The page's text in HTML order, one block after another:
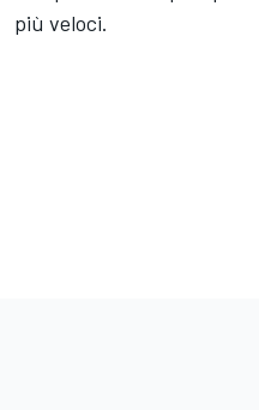
più veloci.